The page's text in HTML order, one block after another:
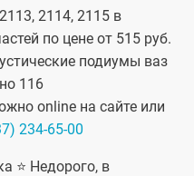
2114, 2115 в
по цене от 515 руб.
подиумы ваз
116
online на сайте или
234-65-00
⭐ Недорого, в